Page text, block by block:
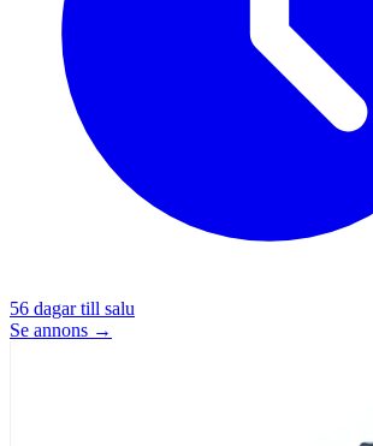
56 dagar till salu
Se annons →